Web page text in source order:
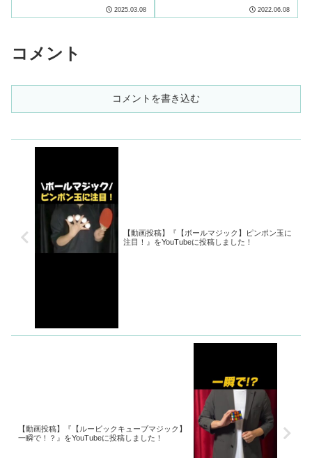
2025.03.08 2022.06.08
コメント
コメントを書き込む
【動画投稿】『【ボールマジック】ピンポン玉に
注目！』をYouTubeに投稿しました！
【動画投稿】『【ルービックキューブマジック】
一瞬で！？』をYouTubeに投稿しました！